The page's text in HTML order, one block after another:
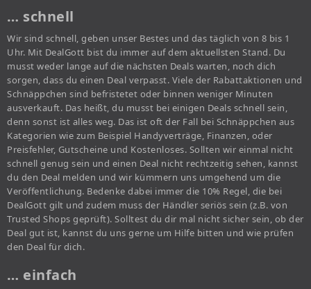
… schnell
Wir sind schnell, geben unser Bestes und das täglich von 8 bis 1
Uhr. Mit DealGott bist du immer auf dem aktuellsten Stand. Du
musst weder lange auf die nächsten Deals warten, noch dich
sorgen, dass du einen Deal verpasst. Viele der Rabattaktionen und
Schnäppchen sind befristetet oder binnen weniger Minuten
ausverkauft. Das heißt, du musst bei einigen Deals schnell sein,
denn sonst ist alles weg. Das ist oft der Fall bei Schnäppchen aus
Kategorien wie zum Beispiel Handyverträge, Finanzen, oder
Preisfehler, Gutscheine und Kostenloses. Sollten wir einmal nicht
schnell genug sein und einen Deal nicht rechtzeitig sehen, kannst
du den Deal melden und wir kümmern uns umgehend um die
Veröffentlichung. Bedenke dabei immer die 10% Regel, die bei
DealGott gilt und zudem muss der Händler seriös sein (z.B. von
Trusted Shops geprüft). Solltest du dir mal nicht sicher sein, ob der
Deal gut ist, kannst du uns gerne um Hilfe bitten und wie prüfen
den Deal für dich.
… einfach